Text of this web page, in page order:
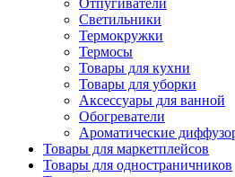
Светильники
Термокружки
Термосы
Товары для кухни
Товары для уборки
Аксессуары для ванной
Обогреватели
Ароматические
Товары для маркетплейсов
Товары для одностраничников